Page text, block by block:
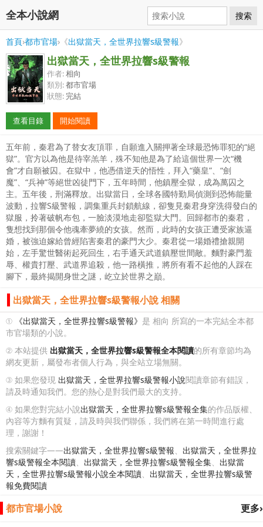
全本小說網 搜索
首頁›都市官場›《出獄當天，全世界拉響s級警報》
出獄當天，全世界拉響s級警報
作者:相向
類別:都市官場
狀態: 完結
查看目錄 開始閱讀
五年前，秦君為了替女友頂罪，自願進入關押著全球最恐怖罪犯的“絕
獄”。官方以為他是待宰羔羊，殊不知他是為了給這個世界一次“機
會”才自願被囚。在獄中，他憑借逆天的悟性，拜入“藥皇”、“劍
魔”、“兵神”等絕世凶徒門下，五年時間，他鎮壓全獄，成為萬囚之
主。五年後，刑滿釋放。出獄當日，全球各國特勤局偵測到恐怖能量
波動，拉響S級警報，調集重兵封鎖航線，卻隻見秦君身穿洗得發白的
獄服，拎著破帆布包，一臉淡漠地走卻監獄大門。回歸都市的秦君，
隻想找到那個令他魂牽夢繞的女孩。然而，此時的女孩正遭受家族逼
婚，被強迫嫁給曾經陷害秦君的豪門大少。秦君從一場婚禮搶親開
始，左手驚世醫術起死回生，右手通天武道鎮壓世間敵。麵對豪門羞
辱、權貴打壓、武道界追殺，他一路橫推，將所有看不起他的人踩在
腳下，最終揭開身世之謎，屹立於世界之巔。
出獄當天，全世界拉響s級警報小說 相關
① 《出獄當天，全世界拉響s級警報》 是 相向 所寫的一本完結全本都
市官場類的小說。
② 本站提供 出獄當天，全世界拉響s級警報全本閱讀的所有章節均為
網友更新，屬發布者個人行為，與全站立場無關。
③ 如果您發現 出獄當天，全世界拉響s級警報小說閱讀章節有錯誤，
請及時通知我們。您的熱心是對我們最大的支持。
④ 如果您對完結小說出獄當天，全世界拉響s級警報全集的作品版權、
內容等方麵有質疑，請及時與我們聯係，我們將在第一時間進行處
理，謝謝！
搜索關鍵字——出獄當天，全世界拉響s級警報、 出獄當天，全世界拉
響s級警報全本閱讀、 出獄當天，全世界拉響s級警報全集、 出獄當
天，全世界拉響s級警報小說全本閱讀、 出獄當天，全世界拉響s級警
報免費閱讀
更多›
都市官場小說